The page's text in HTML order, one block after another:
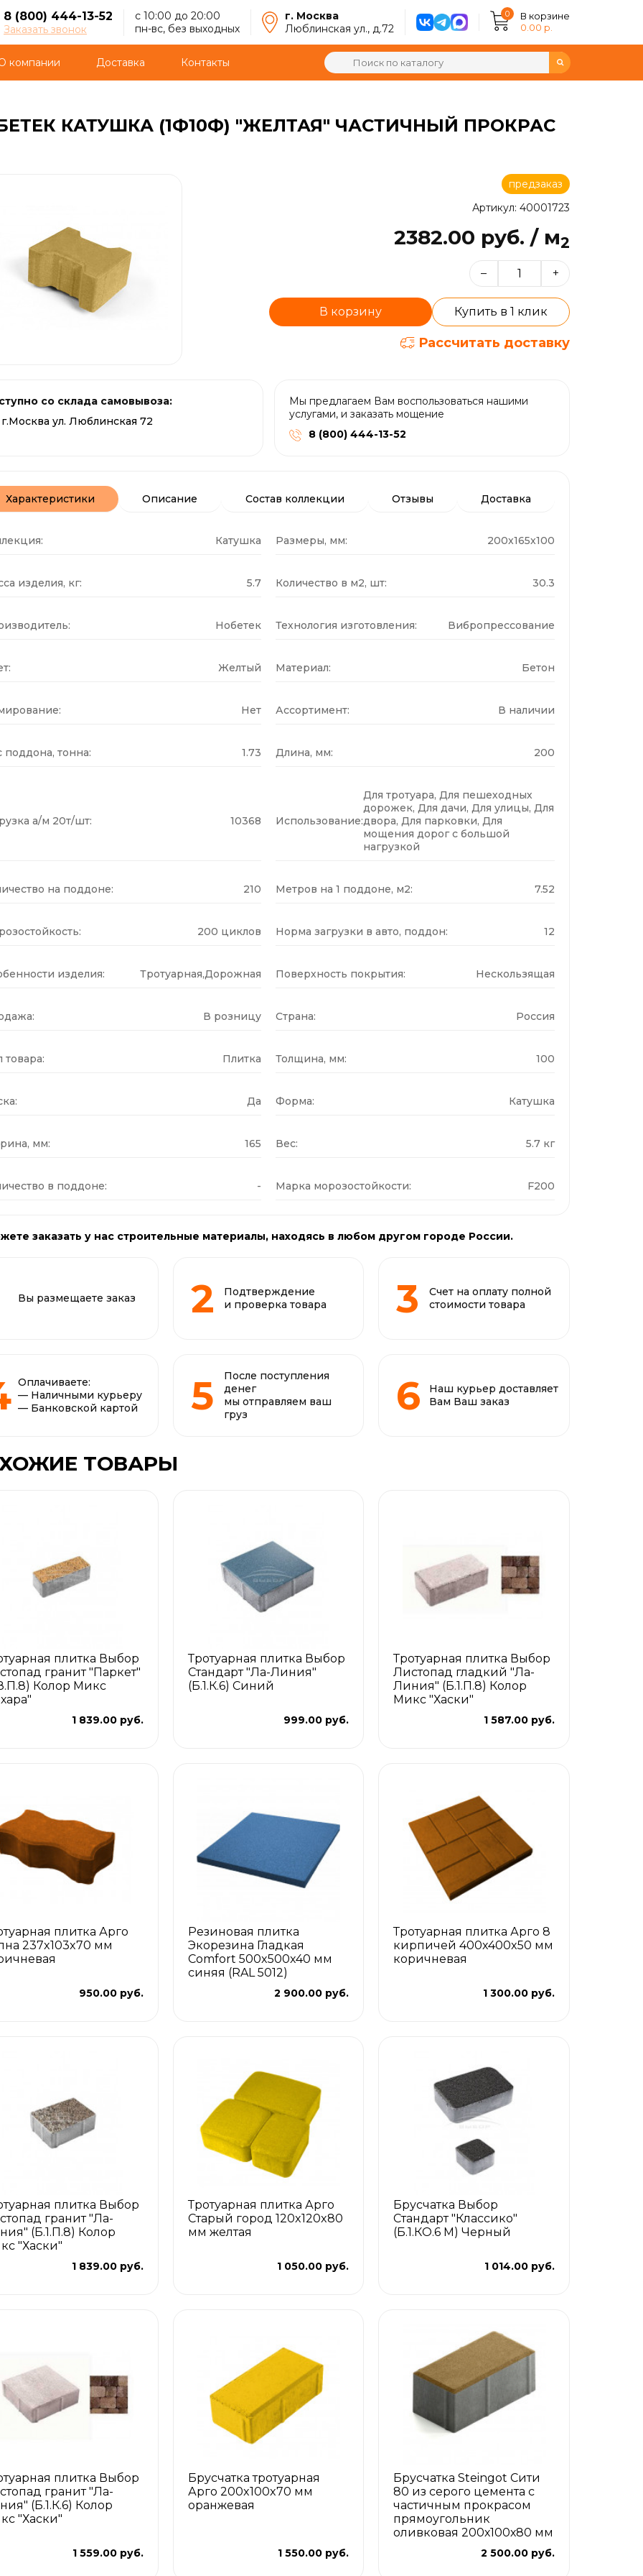
8 (800) 444-13-52
Заказать звонок
с 10:00 до 20:00
пн-вс, без выходных
г. Москва
Люблинская ул., д.72
0
В корзине
0.00 р.
компании Доставка Контакты
КАТУШКА (1Ф10Ф) "ЖЕЛТАЯ" ЧАСТИЧНЫЙ ПРОКРАС
предзаказ
Артикул: 40001723
2382.00 руб. / м2
– +
В корзину Купить в 1 клик
Рассчитать доставку
со склада самовывоза:
г.Москва ул. Люблинская 72
Мы предлагаем Вам воспользоваться нашими
услугами, и заказать мощение
8 (800) 444-13-52
Характеристики Описание Состав коллекции Отзывы Доставка
Катушка Размеры, мм: 200x165x100
изделия, кг: 5.7 Количество в м2, шт: 30.3
Нобетек Технология изготовления: Вибропрессование
Желтый Материал: Бетон
Нет Ассортимент: В наличии
поддона, тонна: 1.73 Длина, мм: 200
а/м 20т/шт: 10368 Использование:
Для тротуара, Для пешеходных
дорожек, Для дачи, Для улицы, Для
двора, Для парковки, Для
мощения дорог с большой
нагрузкой
на поддоне: 210 Метров на 1 поддоне, м2: 7.52
200 циклов Норма загрузки в авто, поддон: 12
изделия: Тротуарная,Дорожная Поверхность покрытия: Нескользящая
В розницу Страна: Россия
товара: Плитка Толщина, мм: 100
Да Форма: Катушка
мм: 165 Вес: 5.7 кг
в поддоне: - Марка морозостойкости: F200
заказать у нас строительные материалы, находясь в любом другом городе России.
Вы размещаете заказ
Подтверждение
и проверка товара
Счет на оплату полной
стоимости товара
Оплачиваете:
— Наличными курьеру
— Банковской картой
После поступления
денег
мы отправляем ваш
груз
Наш курьер доставляет
Вам Ваш заказ
ТОВАРЫ
плитка Выбор
гранит "Паркет"
Колор Микс
1 839.00 руб.
Тротуарная плитка Выбор
Стандарт "Ла-Линия"
(Б.1.К.6) Синий
999.00 руб.
Тротуарная плитка Выбор
Листопад гладкий "Ла-
Линия" (Б.1.П.8) Колор
Микс "Хаски"
1 587.00 руб.
плитка Арго
237x103x70 мм
950.00 руб.
Резиновая плитка
Экорезина Гладкая
Comfort 500x500x40 мм
синяя (RAL 5012)
2 900.00 руб.
Тротуарная плитка Арго 8
кирпичей 400x400x50 мм
коричневая
1 300.00 руб.
плитка Выбор
гранит "Ла-
(Б.1.П.8) Колор
"Хаски"
1 839.00 руб.
Тротуарная плитка Арго
Старый город 120x120x80
мм желтая
1 050.00 руб.
Брусчатка Выбор
Стандарт "Классико"
(Б.1.КО.6 М) Черный
1 014.00 руб.
плитка Выбор
гранит "Ла-
(Б.1.К.6) Колор
"Хаски"
1 559.00 руб.
Брусчатка тротуарная
Арго 200x100x70 мм
оранжевая
1 550.00 руб.
Брусчатка Steingot Сити
80 из серого цемента с
частичным прокрасом
прямоугольник
оливковая 200х100х80 мм
2 500.00 руб.